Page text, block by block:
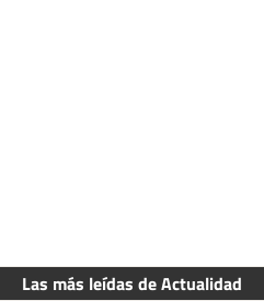
Las más leídas de Actualidad